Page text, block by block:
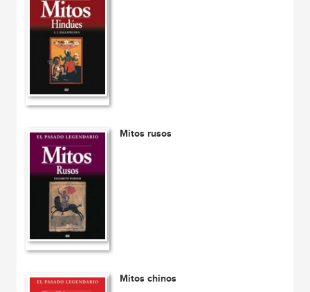
Mitos rusos
Mitos chinos